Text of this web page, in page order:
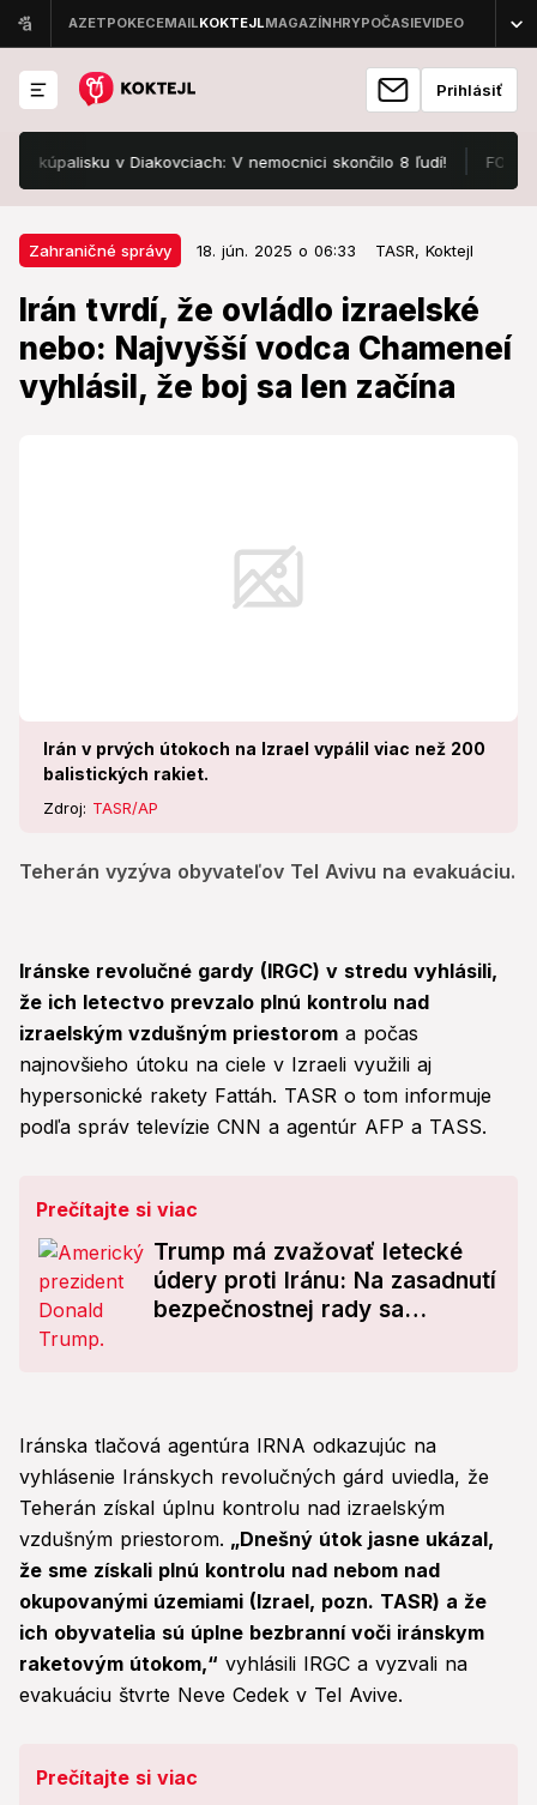
Prihlásiť
v Diakovciach: V nemocnici skončilo 8 ľudí! FOTO
Zahraničné správy 18. jún. 2025 o 06:33 TASR, Koktejl
Irán tvrdí, že ovládlo izraelské
nebo: Najvyšší vodca Chameneí
vyhlásil, že boj sa len začína
Irán v prvých útokoch na Izrael vypálil viac než 200
balistických rakiet.
Zdroj: TASR/AP
Teherán vyzýva obyvateľov Tel Avivu na evakuáciu.
Zahraničné správy 18. jún. 2025 o 06:33
Irán tvrdí, že ovládlo izraelské
nebo: Najvyšší vodca Chameneí
vyhlásil, že boj sa len začína
Iránske revolučné gardy (IRGC) v stredu vyhlásili,
že ich letectvo prevzalo plnú kontrolu nad
izraelským vzdušným priestorom a počas
najnovšieho útoku na ciele v Izraeli využili aj
hypersonické rakety Fattáh. TASR o tom informuje
podľa správ televízie CNN a agentúr AFP a TASS.
Prečítajte si viac
Trump má zvažovať letecké
údery proti Iránu: Na zasadnutí
bezpečnostnej rady sa
Iránska tlačová agentúra IRNA odkazujúc na
vyhlásenie Iránskych revolučných gárd uviedla, že
Teherán získal úplnu kontrolu nad izraelským
vzdušným priestorom. „Dnešný útok jasne ukázal,
že sme získali plnú kontrolu nad nebom nad
okupovanými územiami (Izrael, pozn. TASR) a že
ich obyvatelia sú úplne bezbranní voči iránskym
raketovým útokom,“ vyhlásili IRGC a vyzvali na
evakuáciu štvrte Neve Cedek v Tel Avive.
Prečítajte si viac